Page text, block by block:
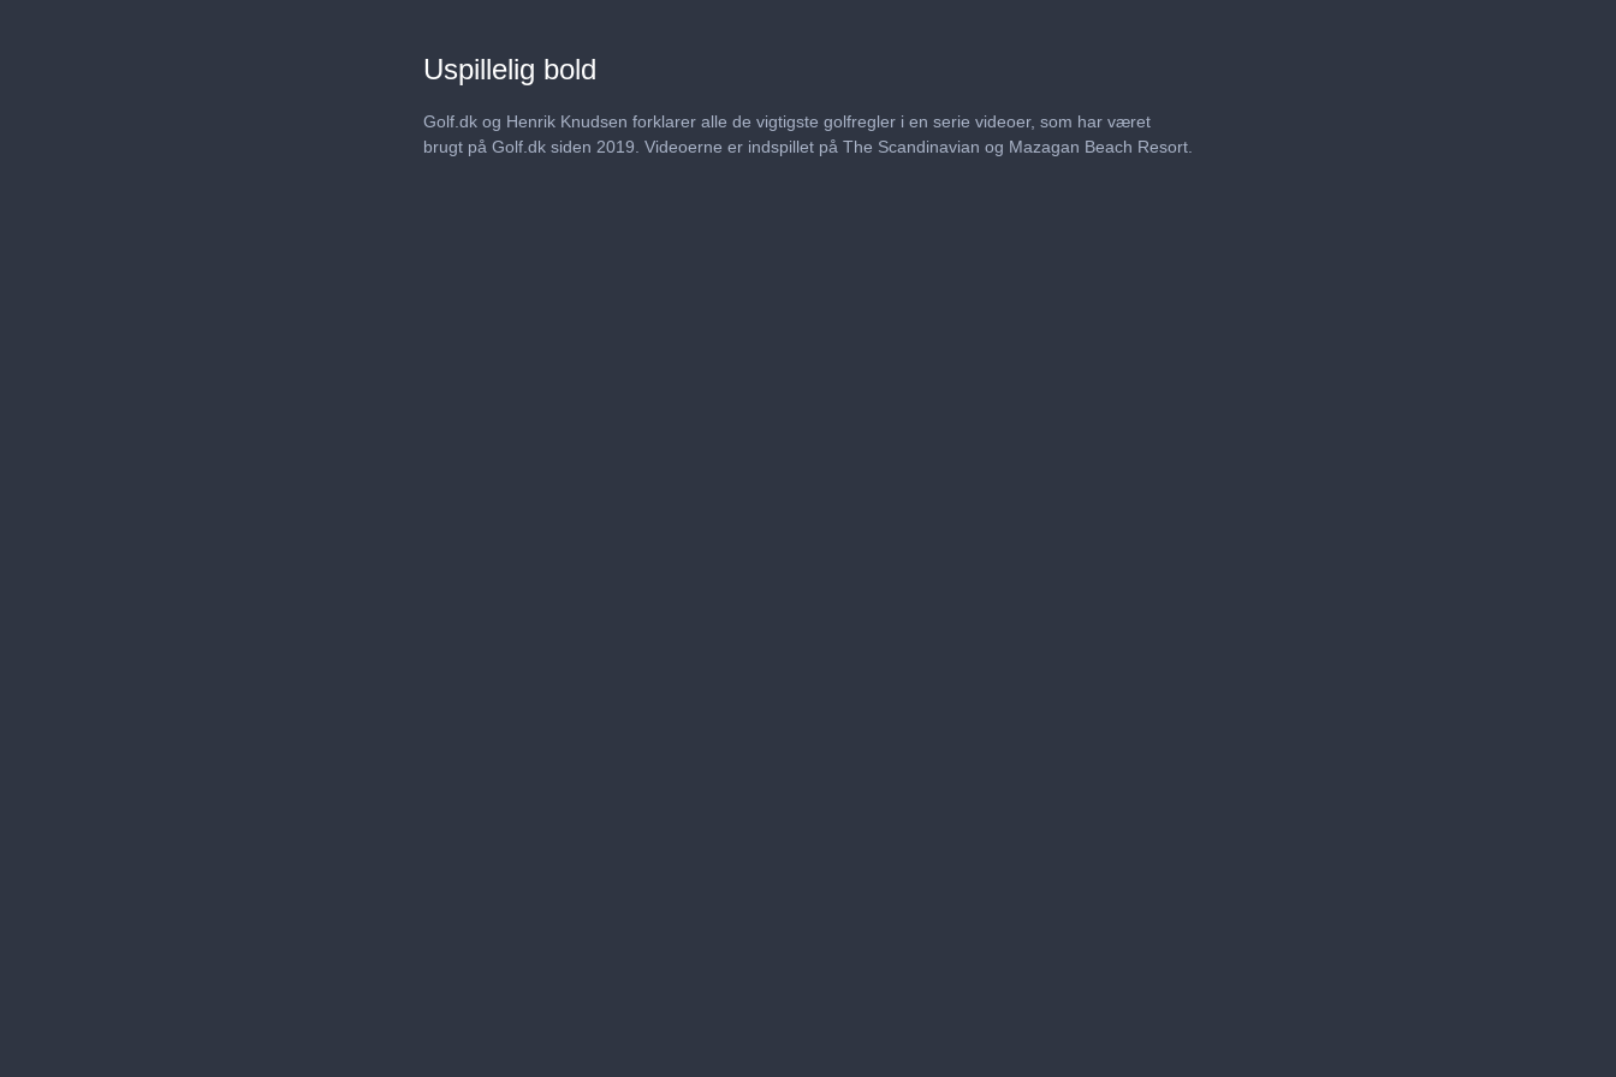
Uspillelig bold
Golf.dk og Henrik Knudsen forklarer alle de vigtigste golfregler i en serie videoer, som har været
brugt på Golf.dk siden 2019. Videoerne er indspillet på The Scandinavian og Mazagan Beach Resort.